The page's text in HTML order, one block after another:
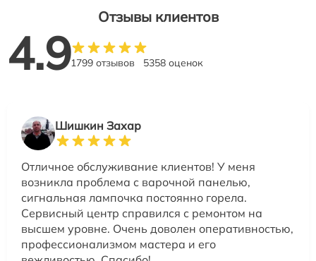
Отзывы клиентов
4.91799 отзывов 5358 оценок
Шишкин Захар
Отличное обслуживание клиентов! У меня
возникла проблема с варочной панелью,
сигнальная лампочка постоянно горела.
Сервисный центр справился с ремонтом на
высшем уровне. Очень доволен оперативностью,
профессионализмом мастера и его